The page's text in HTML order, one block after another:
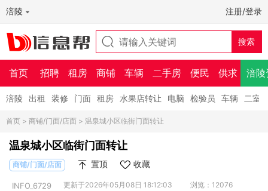
涪陵 注册/登录
首页 招聘 租房 商铺 车辆 二手房 便民 供求 涪陵
涪陵 出租 装修 门面 租房 水果店转让 电脑 检验员 车辆 二室
首页 > 商铺/门面/店面 > 温泉城小区临街门面转让
温泉城小区临街门面转让
商铺/门面/店面 置顶 收藏
INFO_6729 更新于2026年05月08日 18:12:03 浏览：12076